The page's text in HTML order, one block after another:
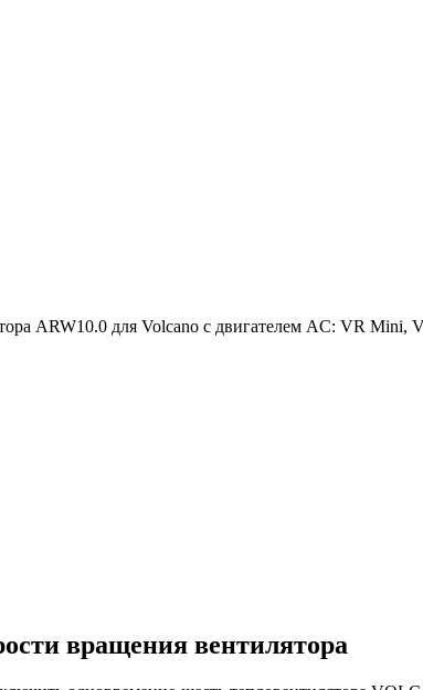
ARW10.0 для Volcano с двигателем AC: VR
вращения вентилятора